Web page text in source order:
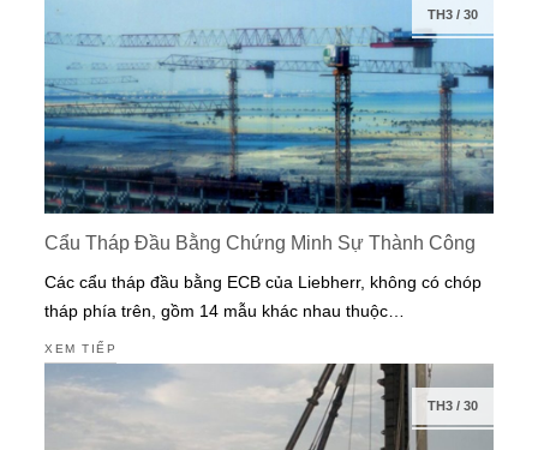
TH3/ 30
Cẩu Tháp Đầu Bằng Chứng Minh Sự Thành Công
Các cẩu tháp đầu bằng ECB của Liebherr, không có chóp
tháp phía trên, gồm 14 mẫu khác nhau thuộc…
XEM TIẾP
TH3/ 30